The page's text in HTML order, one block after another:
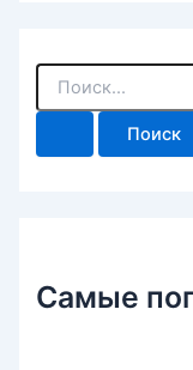
П
и
Самые